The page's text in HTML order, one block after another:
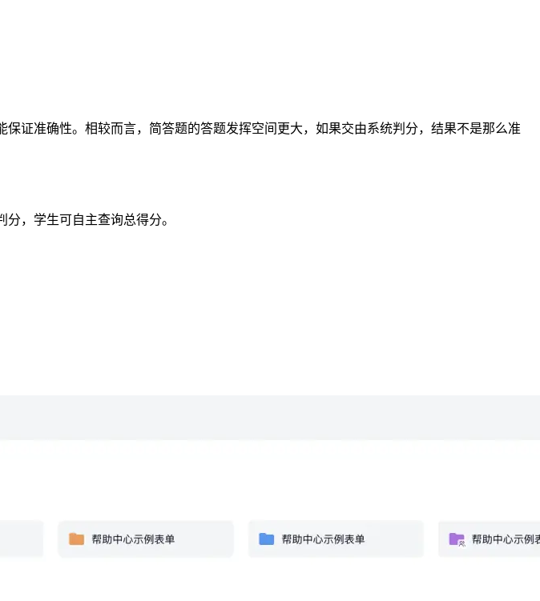
证准确性。相较而言，简答题的答题发挥空间更大，如果交由系统判分，结果不是那么准
，学生可自主查询总得分。